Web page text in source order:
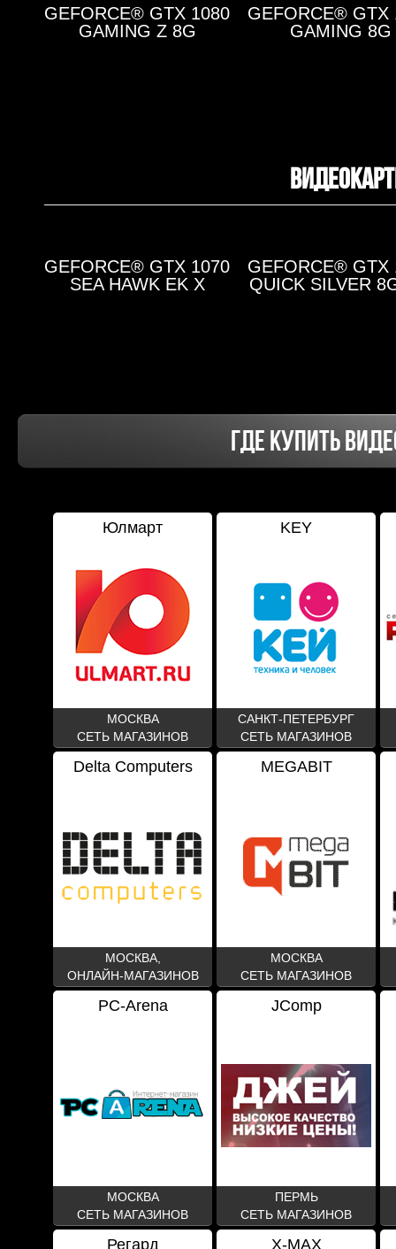
GEFORCE® GTX 1080
GAMING Z 8G
GEFORCE® GTX
GAMING 8G
GEFORCE® GTX 1070
SEA HAWK EK X
GEFORCE® GTX
QUICK SILVER
ГДЕ КУПИТЬ
Юлмарт
МОСКВА
СЕТЬ МАГАЗИНОВ
KEY
САНКТ-ПЕТЕРБУРГ
СЕТЬ МАГАЗИНОВ
Delta Computers
МОСКВА,
ОНЛАЙН-МАГАЗИНОВ
MEGABIT
МОСКВА
СЕТЬ МАГАЗИНОВ
PC-Arena
МОСКВА
СЕТЬ МАГАЗИНОВ
JComp
ПЕРМЬ
СЕТЬ МАГАЗИНОВ
Регард X-MAX